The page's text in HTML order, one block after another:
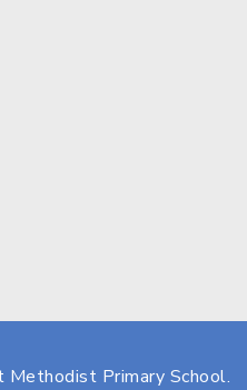
Primary School.